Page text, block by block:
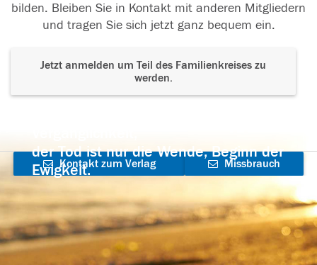
bilden. Bleiben Sie in Kontakt mit anderen Mitgliedern
und tragen Sie sich jetzt ganz bequem ein.
Jetzt anmelden um Teil des Familienkreises zu
werden.
der Tod ist nur die Wende, Beginn der
Ewigkeit.
Kontakt zum Verlag
aufnehmen
Missbrauch